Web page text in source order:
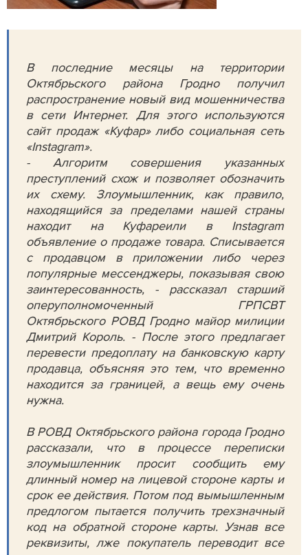
В последние месяцы на территории
Октябрьского района Гродно получил
распространение новый вид мошенничества
в сети Интернет. Для этого используются
сайт продаж «Куфар» либо социальная сеть
«Instagram».
- Алгоритм совершения указанных
преступлений схож и позволяет обозначить
их схему. Злоумышленник, как правило,
находящийся за пределами нашей страны
находит на Куфареили в Instagram
объявление о продаже товара. Списывается
с продавцом в приложении либо через
популярные мессенджеры, показывая свою
заинтересованность, - рассказал старший
оперуполномоченный ГРПСВТ
Октябрьского РОВД Гродно майор милиции
Дмитрий Король. - После этого предлагает
перевести предоплату на банковскую карту
продавца, объясняя это тем, что временно
находится за границей, а вещь ему очень
нужна.
В РОВД Октябрьского района города Гродно
рассказали, что в процессе переписки
злоумышленник просит сообщить ему
длинный номер на лицевой стороне карты и
срок ее действия. Потом под вымышленным
предлогом пытается получить трехзначный
код на обратной стороне карты. Узнав все
реквизиты, лже покупатель переводит все